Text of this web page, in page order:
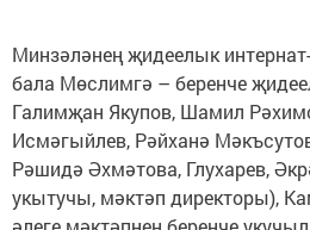
Минзәләнең җидеелык
бала Мөслимгә – беренче
Галимҗан Якупов, Шамил
Исмәгыйлев, Рәйханә
Рәшидә Әхмәтова, Глухарев,
укытучы, мәктәп директоры),